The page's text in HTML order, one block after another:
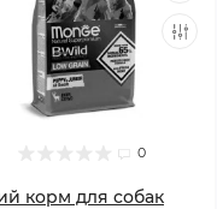
0
корм для собак